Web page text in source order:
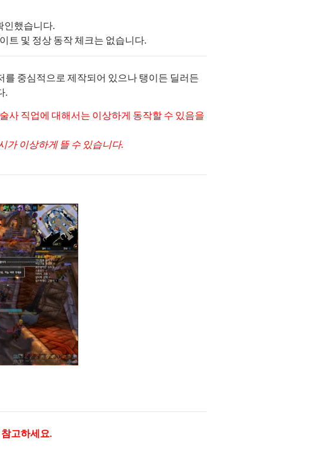
인했습니다.
트 및 정상 동작 체크는 없습니다.
중심적으로 제작되어 있으나 탱이든 딜러든
.
사 직업에 대해서는 이상하게 동작할 수 있음을
가 이상하게 뜰 수 있습니다.
고하세요.